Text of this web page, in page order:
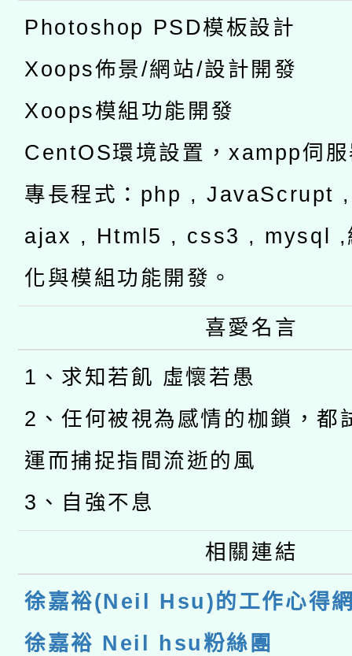
Photoshop PSD模板設計
Xoops佈景/網站/設計開發
Xoops模組功能開發
CentOS環境設置，xampp伺
專長程式：php , JavaScrupt
ajax , Html5 , css3 , mysql ,
化與模組功能開發。
喜愛名言
1、求知若飢 虛懷若愚
2、任何被視為感情的枷鎖，都
運而捕捉指間流逝的風
3、自強不息
相關連結
徐嘉裕(Neil Hsu)的工作心得
徐嘉裕 Neil hsu粉絲團